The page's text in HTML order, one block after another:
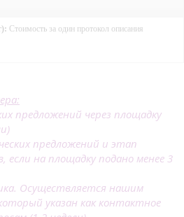
Стоимость за один протокол описания
предложений через площадку
предложений и этап
если на площадку подано менее 3
Осуществляется нашим
указан как контактное